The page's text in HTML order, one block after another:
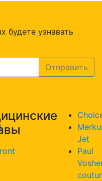
будете узнавать
Jet
Paul